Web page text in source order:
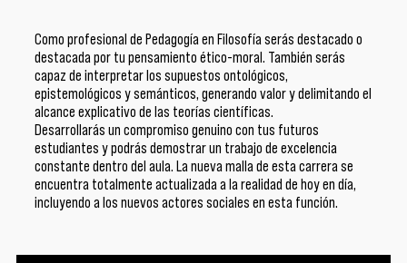
Como profesional de Pedagogía en Filosofía serás destacado o
destacada por tu pensamiento ético-moral. También serás
capaz de interpretar los supuestos ontológicos,
epistemológicos y semánticos, generando valor y delimitando el
alcance explicativo de las teorías científicas.
Desarrollarás un compromiso genuino con tus futuros
estudiantes y podrás demostrar un trabajo de excelencia
constante dentro del aula. La nueva malla de esta carrera se
encuentra totalmente actualizada a la realidad de hoy en día,
incluyendo a los nuevos actores sociales en esta función.